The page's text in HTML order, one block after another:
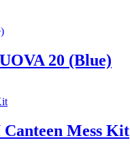
20 (Blue)
Mess Kit